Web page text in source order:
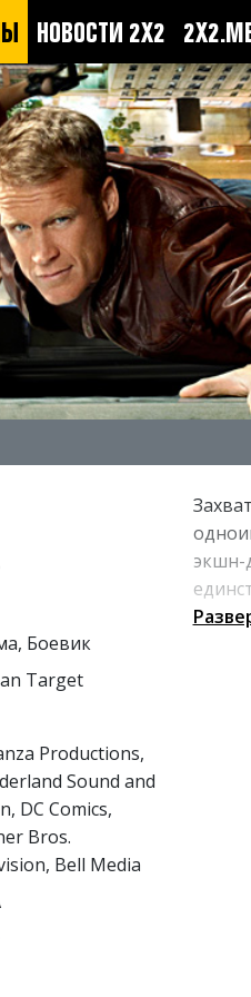
НОВОСТИ 2Х2
Боевик
Target
Productions,
Sound and
DC Comics,
Bros.
Bell Media
экшн-
Когда